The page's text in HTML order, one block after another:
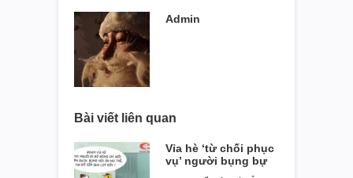
Admin
Bài viết liên quan
Vỉa hè ‘từ chối phục
vụ’ người bụng bự